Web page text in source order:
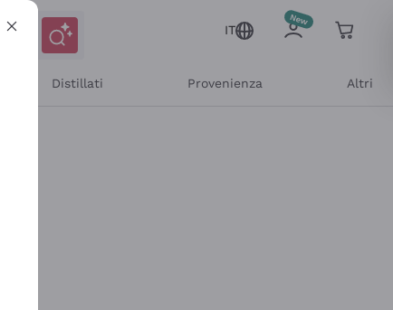
IT
Distillati Provenienza Altri